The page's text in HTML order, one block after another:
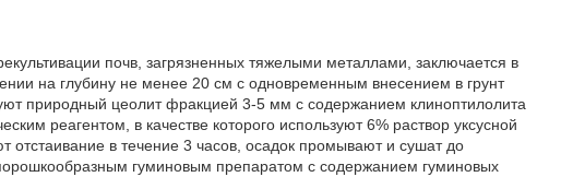
почв, загрязненных тяжелыми металлами, заключается в
на глубину не менее 20 см с одновременным внесением в грунт
природный цеолит фракцией 3-5 мм с содержанием клиноптилолита
реагентом, в качестве которого используют 6% раствор уксусной
отстаивание в течение 3 часов, осадок промывают и сушат до
гуминовым препаратом с содержанием гуминовых